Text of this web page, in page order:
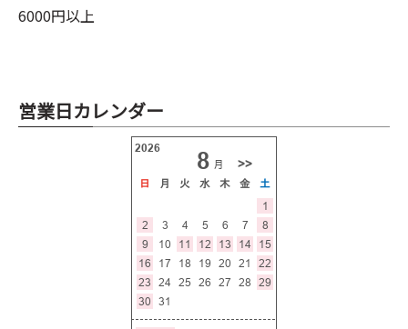
6000円以上
営業日カレンダー